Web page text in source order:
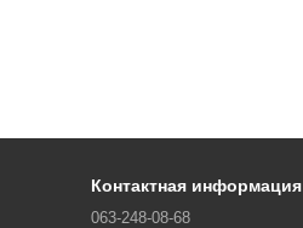
Контактная информация
063-248-08-68